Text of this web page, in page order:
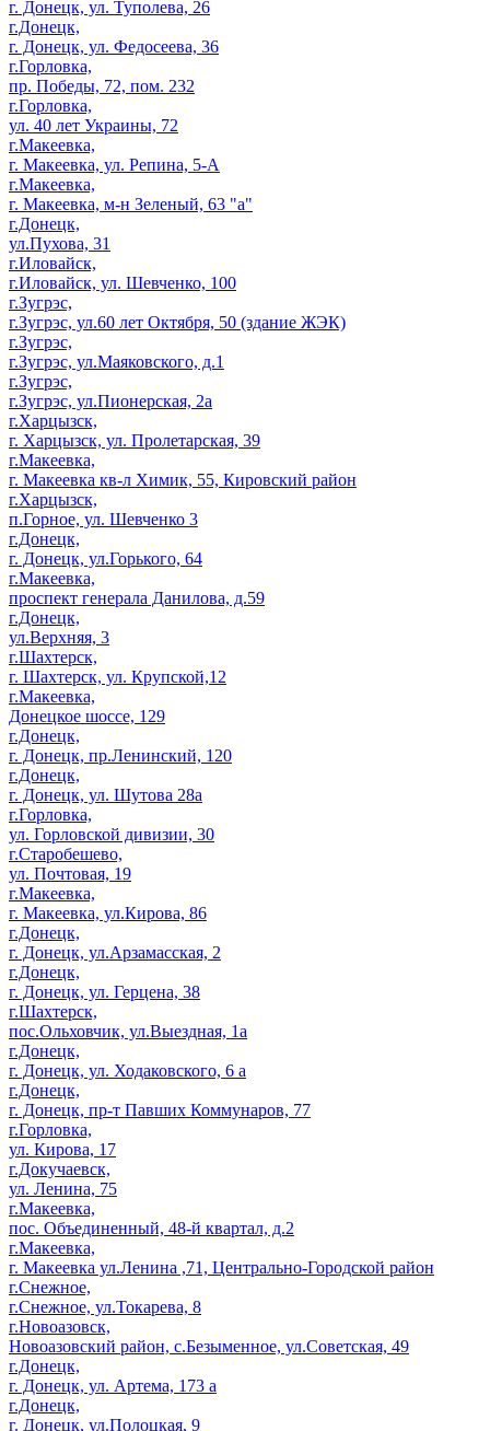
г. Донецк, ул. Туполева, 26
г.Донецк,
г. Донецк, ул. Федосеева, 36
г.Горловка,
пр. Победы, 72, пом. 232
г.Горловка,
ул. 40 лет Украины, 72
г.Макеевка,
г. Макеевка, ул. Репина, 5-А
г.Макеевка,
г. Макеевка, м-н Зеленый, 63 "а"
г.Донецк,
ул.Пухова, 31
г.Иловайск,
г.Иловайск, ул. Шевченко, 100
г.Зугрэс,
г.Зугрэс, ул.60 лет Октября, 50 (здание ЖЭК)
г.Зугрэс,
г.Зугрэс, ул.Маяковского, д.1
г.Зугрэс,
г.Зугрэс, ул.Пионерская, 2а
г.Харцызск,
г. Харцызск, ул. Пролетарская, 39
г.Макеевка,
г. Макеевка кв-л Химик, 55, Кировский район
г.Харцызск,
п.Горное, ул. Шевченко 3
г.Донецк,
г. Донецк, ул.Горького, 64
г.Макеевка,
проспект генерала Данилова, д.59
г.Донецк,
ул.Верхняя, 3
г.Шахтерск,
г. Шахтерск, ул. Крупской,12
г.Макеевка,
Донецкое шоссе, 129
г.Донецк,
г. Донецк, пр.Ленинский, 120
г.Донецк,
г. Донецк, ул. Шутова 28а
г.Горловка,
ул. Горловской дивизии, 30
г.Старобешево,
ул. Почтовая, 19
г.Макеевка,
г. Макеевка, ул.Кирова, 86
г.Донецк,
г. Донецк, ул.Арзамасская, 2
г.Донецк,
г. Донецк, ул. Герцена, 38
г.Шахтерск,
пос.Ольховчик, ул.Выездная, 1а
г.Донецк,
г. Донецк, ул. Ходаковского, 6 а
г.Донецк,
г. Донецк, пр-т Павших Коммунаров, 77
г.Горловка,
ул. Кирова, 17
г.Докучаевск,
ул. Ленина, 75
г.Макеевка,
пос. Объединенный, 48-й квартал, д.2
г.Макеевка,
г. Макеевка ул.Ленина ,71, Центрально-Городской район
г.Снежное,
г.Снежное, ул.Токарева, 8
г.Новоазовск,
Новоазовский район, с.Безыменное, ул.Советская, 49
г.Донецк,
г. Донецк, ул. Артема, 173 а
г.Донецк,
г. Донецк, ул.Полоцкая, 9